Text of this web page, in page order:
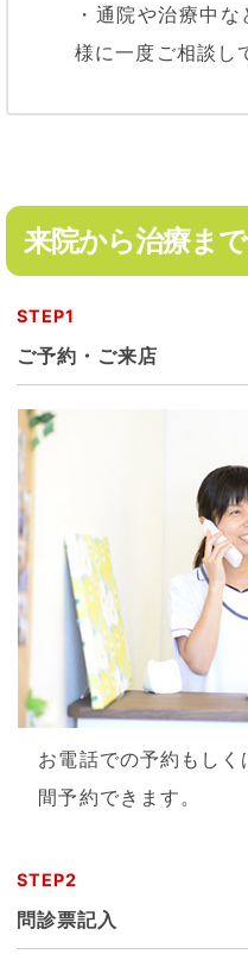
・通院や治療中
様に一度ご相談し
来院から治療ま
STEP1
ご予約・ご来店
お電話での予約もし
間予約できます。
STEP2
問診票記入